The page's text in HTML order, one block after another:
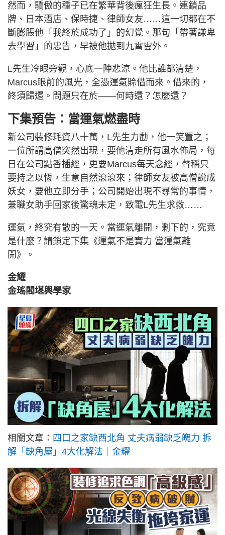
然而，驕傲的種子已在繁華背後瘋狂生長。連鎖品
牌、日本酒店、保時捷、律師女友……這一切都在不
斷膨脹他「我終於成功了」的幻覺。那句「帶著謙卑
去學習」的忠告，早被他拋到九霄雲外。
L先生冷眼旁觀，心底一陣悲涼。他比誰都清楚，
Marcus眼前的風光，全憑運氣賒借而來。借來的，
終須歸還。問題只在於——何時還？怎麼還？
下集預告：當運氣燃盡時
新公司裝修耗資八十萬，L先生力勸，他一笑置之；
一位所謂高僧突然出現，要他清走所有風水佈局，每
日在公司點香播經，更要Marcus每天念經，聲稱只
要持之以恆，生意自然滾滾來；律師女友被高僧說成
妖女，要他立即分手；公司開始出現不尋常的事情，
兼職女助手回家後驚魂未定，致電L先生求救……
運氣，終究有散的一天。當運氣離開，剩下的，究竟
是什麼？請鎖定下集《運氣不是實力 當運氣離
開》。
金耀
金瑤閣堪輿學家
相關文章： 四口之家缺西北角 丈夫病弱缺乏魄力 拆
解「缺角屋」4大化解法｜金耀